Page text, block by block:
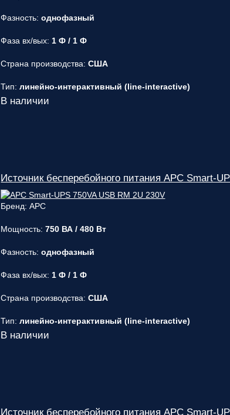
Фазность:однофазный
Фаза вх/вых: 1 Ф / 1 Ф
Страна производства:США
Тип:линейно-интерактивный (line-interactive)
В наличии
Источник бесперебойного питания APC Smart-
Бренд: APC
Мощность:750 ВА / 480 Вт
Фазность:однофазный
Фаза вх/вых: 1 Ф / 1 Ф
Страна производства:США
Тип:линейно-интерактивный (line-interactive)
В наличии
Источник бесперебойного питания APC Smart-